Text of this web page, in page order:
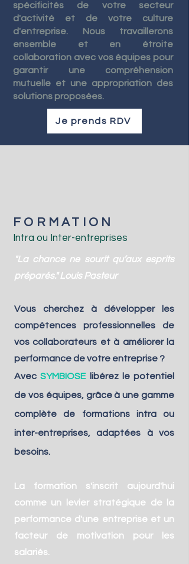
spécificités de votre secteur
d'activité et de votre culture
d'entreprise. Nous travaillerons
ensemble et en étroite
collaboration avec vos équipes pour
garantir une compréhension
mutuelle et une appropriation des
solutions proposées.
Je prends RDV
FORMATION
Intra ou Inter-entreprises
"La chance ne sourit qu’aux esprits
préparés." Louis Pasteur
Vous cherchez à développer les
compétences professionnelles de
vos collaborateurs et à améliorer la
performance de votre entreprise ?
AvecSYMBIOSE
libérez le potentiel
de vos équipes, grâce à une gamme
complète de formations intra ou
inter-entreprises, adaptées à vos
besoins.
La formation s'inscrit aujourd'hui
comme un levier stratégique de la
performance d'une entreprise et un
facteur de motivation pour les
salariés.